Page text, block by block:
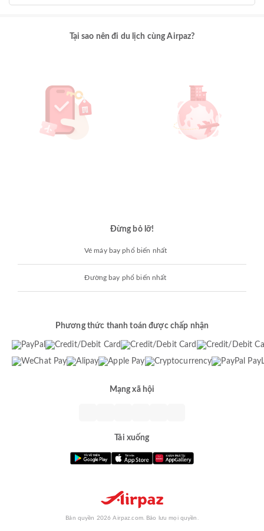
Tại sao nên đi du lịch cùng Airpaz?
Đừng bỏ lỡ!
Vé máy bay phổ biến nhất
Đường bay phổ biến nhất
Phương thức thanh toán được chấp nhận
Mạng xã hội
Tải xuống
Bản quyền 2026 Airpaz.com. Bảo lưu mọi quyền.